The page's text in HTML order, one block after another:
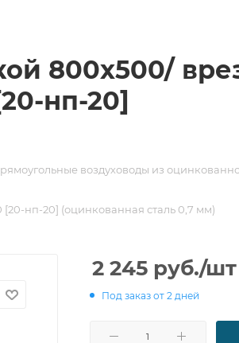
800х500/
нп-20]
воздуховоды из
[20-нп-20] (оцинкованная сталь 0,7 мм)
2 245 руб./шт
Под заказ от 2 дней